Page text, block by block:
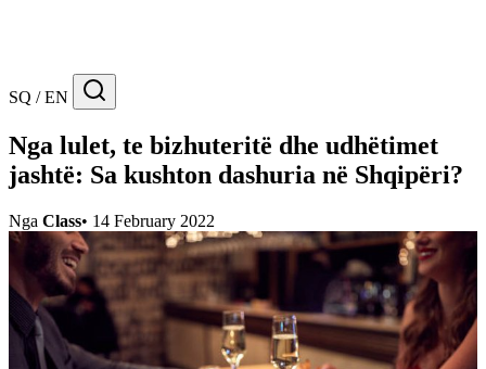
SQ / EN
Nga lulet, te bizhuteritë dhe udhëtimet
jashtë: Sa kushton dashuria në Shqipëri?
Nga Class• 14 February 2022